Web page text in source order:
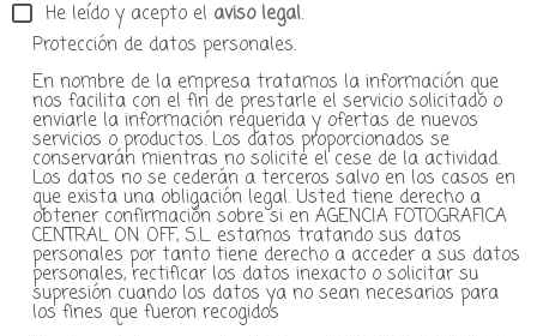
He leído y acepto el aviso legal.
Protección de datos personales.
En nombre de la empresa tratamos la información que
nos facilita con el fin de prestarle el servicio solicitado o
enviarle la información requerida y ofertas de nuevos
servicios o productos. Los datos proporcionados se
conservarán mientras no solicite el cese de la actividad.
Los datos no se cederán a terceros salvo en los casos en
que exista una obligación legal. Usted tiene derecho a
obtener confirmación sobre si en AGENCIA FOTOGRAFICA
CENTRAL ON OFF, S.L. estamos tratando sus datos
personales por tanto tiene derecho a acceder a sus datos
personales, rectificar los datos inexacto o solicitar su
supresión cuando los datos ya no sean necesarios para
los fines que fueron recogidos